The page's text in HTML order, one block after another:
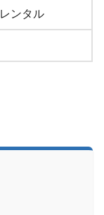
確認します。
ンタル